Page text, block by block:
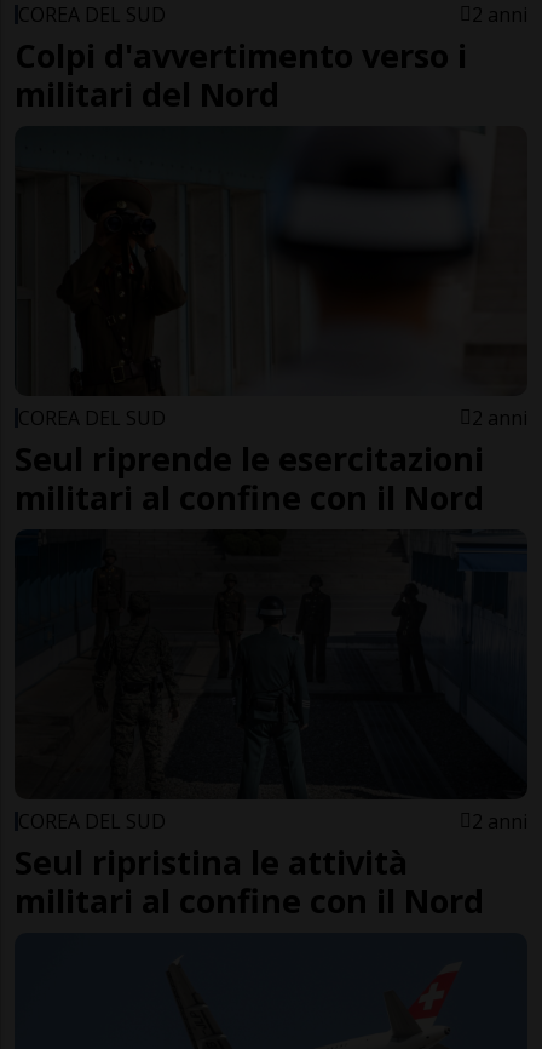
COREA DEL SUD 2 anni
Colpi d'avvertimento verso i
militari del Nord
COREA DEL SUD 2 anni
Seul riprende le esercitazioni
militari al confine con il Nord
COREA DEL SUD 2 anni
Seul ripristina le attività
militari al confine con il Nord